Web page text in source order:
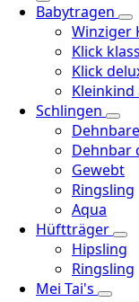
Babytragen
Winziger
Klick
Klick
Kleinkind
Schlingen
Dehnbar
Gewebt
Ringsling
Aqua
Hüftträger
Hipsling
Ringsling
Mei Tai's